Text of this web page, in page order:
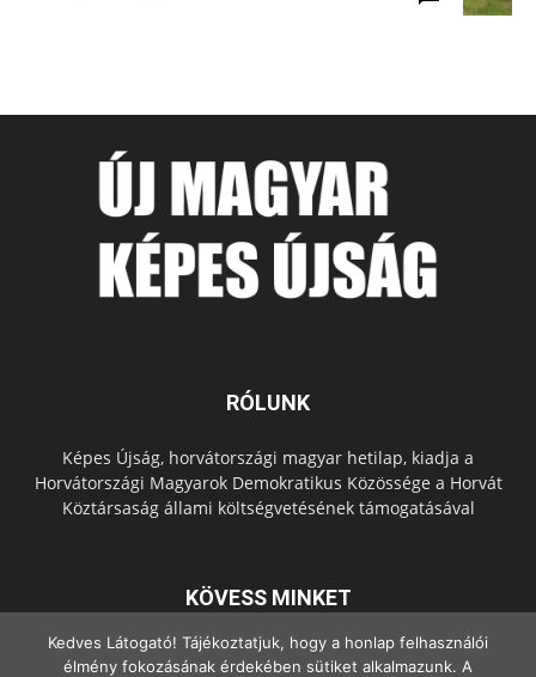
RÓLUNK
Képes Újság, horvátországi magyar hetilap, kiadja a
Horvátországi Magyarok Demokratikus Közössége a Horvát
Köztársaság állami költségvetésének támogatásával
KÖVESS MINKET
Kedves Látogató! Tájékoztatjuk, hogy a honlap felhasználói
élmény fokozásának érdekében sütiket alkalmazunk. A